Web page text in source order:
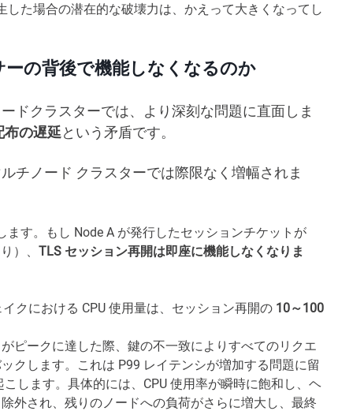
た場合の潜在的な破壊力は、かえって大きくなってし
の背後で機能しなくなるのか
ドクラスターでは、より深刻な問題に直面しま
布の遅延という矛盾です。
チノード クラスターでは際限なく増幅されま
ます。もし Node A が発行したセッションチケットが
）、 TLS セッション再開は即座に機能しなくなりま
クにおける CPU 使用量は、セッション再開の 10～100
ピークに達した際、鍵の不一致によりすべてのリクエ
クします。これは P99 レイテンシが増加する問題に留
こします。具体的には、CPU 使用率が瞬時に飽和し、ヘ
外され、残りのノードへの負荷がさらに増大し、最終